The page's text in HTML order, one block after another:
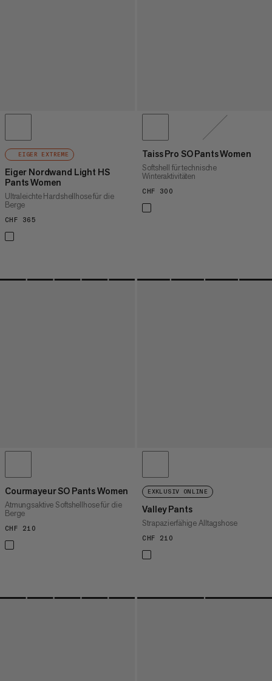
EIGER EXTREME
Eiger Nordwand Light HS
Pants Women
Ultraleichte Hardshellhose für die
Berge
CHF 365
Taiss Pro SO Pants Women
Softshell für technische
Winteraktivitäten
CHF 300
Courmayeur SO Pants Women
Atmungsaktive Softshellhose für die
Berge
CHF 210
EXKLUSIV ONLINE
Valley Pants
Strapazierfähige Alltagshose
CHF 210